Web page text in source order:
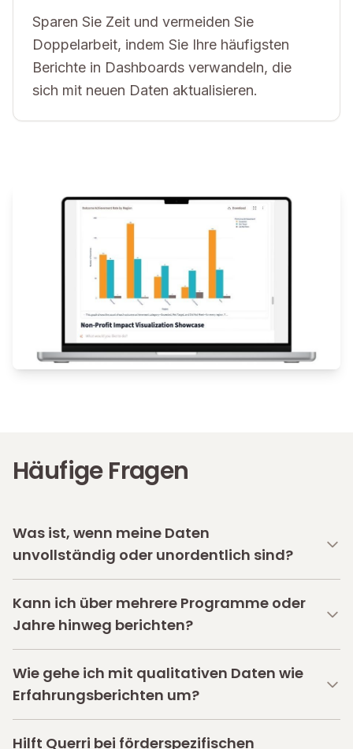
Sparen Sie Zeit und vermeiden Sie
Doppelarbeit, indem Sie Ihre häufigsten
Berichte in Dashboards verwandeln, die
sich mit neuen Daten aktualisieren.
Häufige Fragen
Was ist, wenn meine Daten
unvollständig oder unordentlich sind?
Kann ich über mehrere Programme oder
Jahre hinweg berichten?
Wie gehe ich mit qualitativen Daten wie
Erfahrungsberichten um?
Hilft Querri bei förderspezifischen